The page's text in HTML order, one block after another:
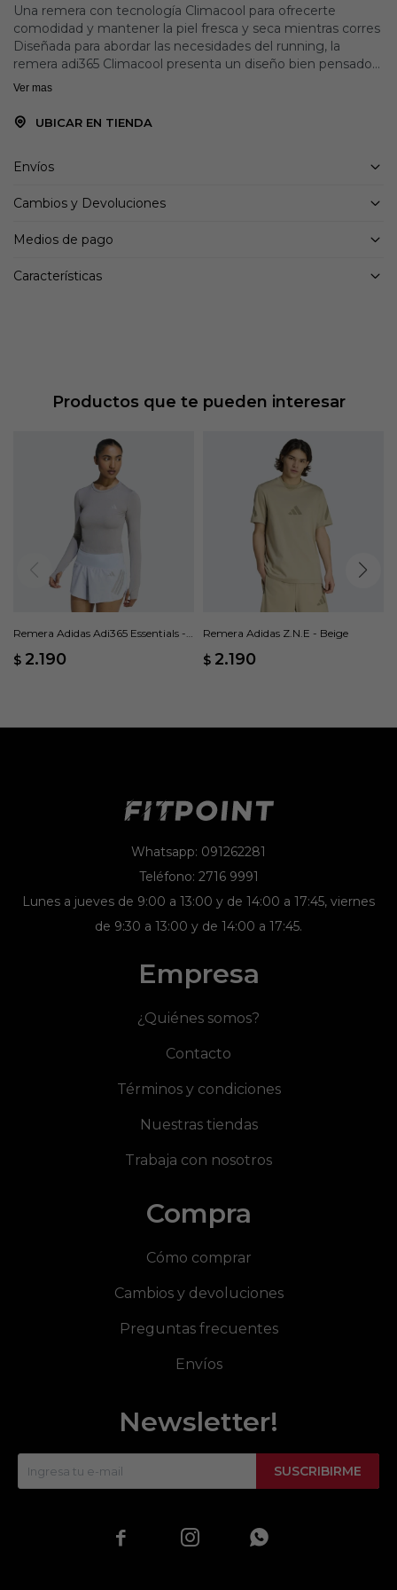
Una remera con tecnología Climacool para ofrecerte
comodidad y mantener la piel fresca y seca mientras corres
Diseñada para abordar las necesidades del running, la
remera adi365 Climacool presenta un diseño bien pensado
con un perfil estilizado y contemporáneo que combina el
La remera adi365 Climacool presenta un corte clásico y
disipación más rápidas del sudor para contribuir a una
Está confeccionada en tejido de punto cómodo y, como
el logotipo reflectante de Performance, creando un look
Ver mas
UBICAR EN TIENDA
Envíos
Cambios y Devoluciones
Medios de pago
Características
Productos que te pueden interesar
Remera Adidas Adi365 Essentials -
$ 2.190
Remera Adidas Z.N.E - Beige
$ 2.190
Whatsapp: 091262281
Teléfono: 2716 9991
Lunes a jueves de 9:00 a 13:00 y de 14:00 a 17:45, viernes
de 9:30 a 13:00 y de 14:00 a 17:45.
Empresa
¿Quiénes somos?
Contacto
Términos y condiciones
Nuestras tiendas
Trabaja con nosotros
Compra
Cómo comprar
Cambios y devoluciones
Preguntas frecuentes
Envíos
Newsletter!
SUSCRIBIRME
  